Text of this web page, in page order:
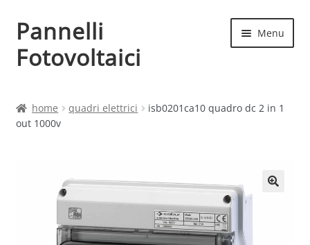
Vai
alla
navigazione
Vai
al
contenuto
Pannelli
Fotovoltaici
Menu
Cart
Chi siamo
Contatti
home quadri elettrici
isb0201ca10 quadro dc 2 in 1
out 1000v